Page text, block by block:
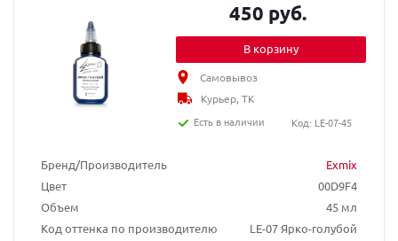
Бренд/Производитель
Exmix
Цвет
00D9F4
Объем
45 мл
Код оттенка по производителю
LE-07 Ярко-голубой
450 руб.
В корзину
Самовывоз
Курьер, ТК
Есть в наличии
Код: LE-07-45